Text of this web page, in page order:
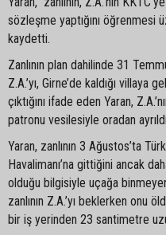
sözleşme yaptığını öğrenmesi
kaydetti.
Zanlının plan dahilinde 31
Z.A.’yı, Girne’de kaldığı villaya
çıktığını ifade eden Yaran,
patronu vesilesiyle oradan
Yaran, zanlının 3 Ağustos’ta
Havalimanı’na gittiğini ancak
olduğu bilgisiyle uçağa
zanlının Z.A.’yı beklerken onu
bir iş yerinden 23 santimetre